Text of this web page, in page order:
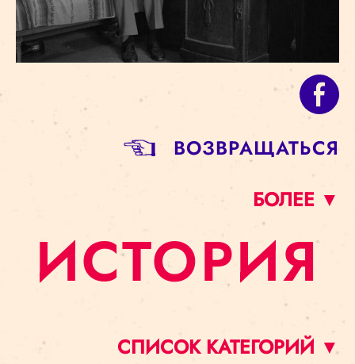
BОЗВРАЩАТЬСЯ
БОЛЕЕ ▼
ИСТОРИЯ
СПИСОК КАТЕГОРИЙ ▼